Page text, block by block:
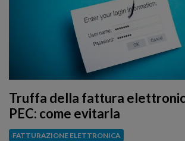
Truffa della fattura
PEC: come evitarla
FATTURAZIONE ELETTRONICA